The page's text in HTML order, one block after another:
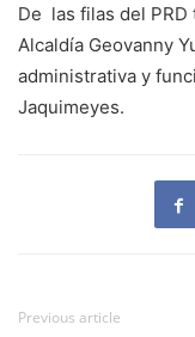
De las filas del
Alcaldía Geovanny
administrativa y
Jaquimeyes.
Previous article